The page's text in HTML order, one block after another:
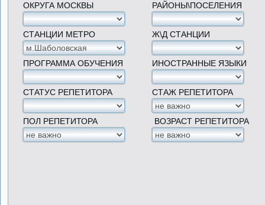
ОКРУГА МОСКВЫ РАЙОНЫ\ПОСЕЛЕНИЯ
СТАНЦИИ МЕТРО Ж\Д СТАНЦИИ
ПРОГРАММА ОБУЧЕНИЯ ИНОСТРАННЫЕ ЯЗЫКИ
СТАТУС РЕПЕТИТОРА СТАЖ РЕПЕТИТОРА
ПОЛ РЕПЕТИТОРА ВОЗРАСТ РЕПЕТИТОРА